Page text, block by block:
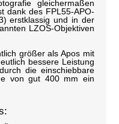
gleichermaßen
dank des FPL55-APO-
erstklassig und in der
LZOS-Objektiven
größer als Apos mit
bessere Leistung
die einschiebbare
von gut 400 mm ein